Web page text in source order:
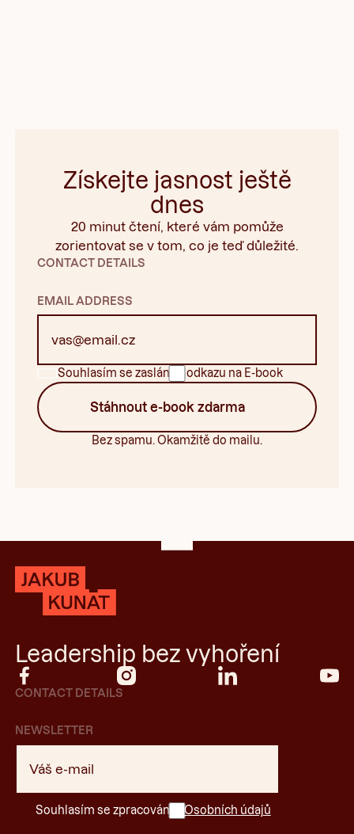
Získejte jasnost ještě
dnes
20 minut čtení, které vám pomůže
zorientovat se v tom, co je teď důležité.
CONTACT DETAILS
EMAIL ADDRESS
Souhlasím se zasláním odkazu na E-book
Stáhnout e-book zdarma
Bez spamu. Okamžitě do mailu.
Leadership bez vyhoření
CONTACT DETAILS
NEWSLETTER
Souhlasím se zpracováním Osobních údajů